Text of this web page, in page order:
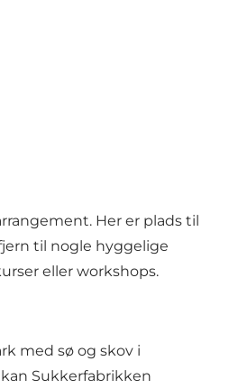
Her er plads til
til nogle hyggelige
eller workshops.
med sø og skov i
Sukkerfabrikken